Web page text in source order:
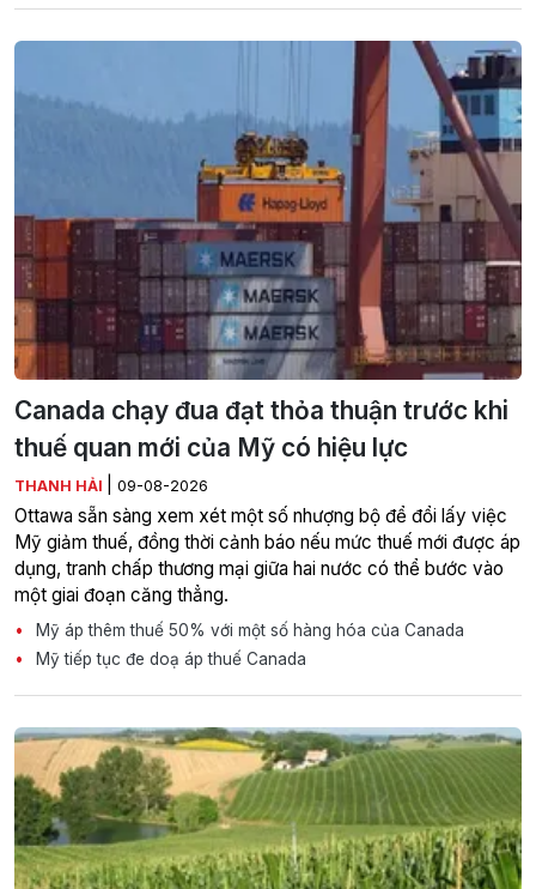
Canada chạy đua đạt thỏa thuận trước khi
thuế quan mới của Mỹ có hiệu lực
THANH HẢI 09-08-2026
Ottawa sẵn sàng xem xét một số nhượng bộ để đổi lấy việc
Mỹ giảm thuế, đồng thời cảnh báo nếu mức thuế mới được áp
dụng, tranh chấp thương mại giữa hai nước có thể bước vào
một giai đoạn căng thẳng.
Mỹ áp thêm thuế 50% với một số hàng hóa của Canada
Mỹ tiếp tục đe doạ áp thuế Canada